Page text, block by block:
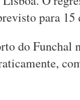
para 15
do Funchal